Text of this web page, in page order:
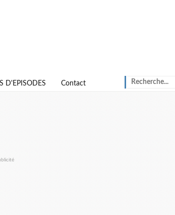
D'EPISODES Contact